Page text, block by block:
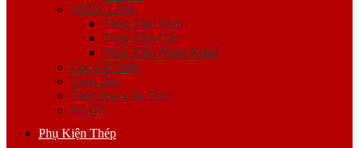
THÉP TẤM
Thép Tấm Trơn
Thép Tấm Gân
Thép Tấm Nhập Khẩu
Cọc Cừ Thép
Thép Đặc
Thép Ray Cầu Trục
Xà Gồ
Phụ Kiện Thép